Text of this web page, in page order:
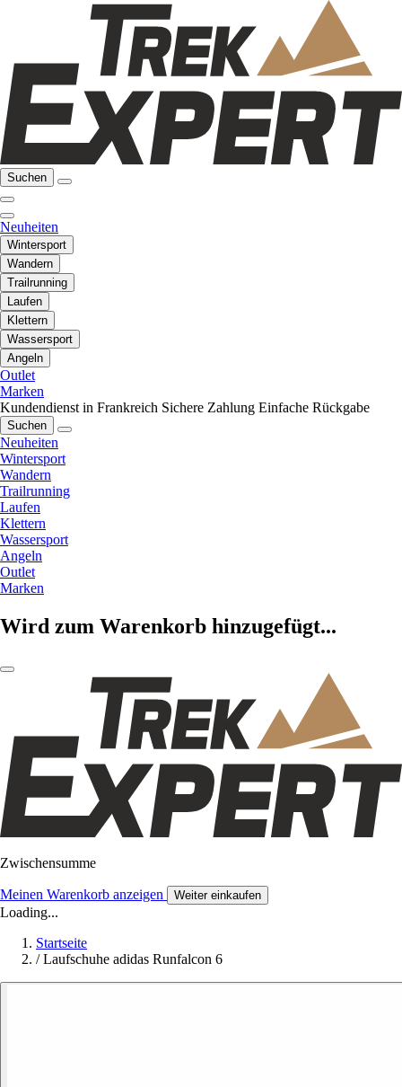
Suchen
Neuheiten
Wintersport
Wandern
Trailrunning
Laufen
Klettern
Wassersport
Angeln
Outlet
Marken
Kundendienst in Frankreich Sichere Zahlung Einfache Rückgabe
Suchen
Neuheiten
Wintersport
Wandern
Trailrunning
Laufen
Klettern
Wassersport
Angeln
Outlet
Marken
Wird zum Warenkorb hinzugefügt...
Zwischensumme
Meinen Warenkorb anzeigen Weiter einkaufen
Loading...
Startseite
/ Laufschuhe adidas Runfalcon 6